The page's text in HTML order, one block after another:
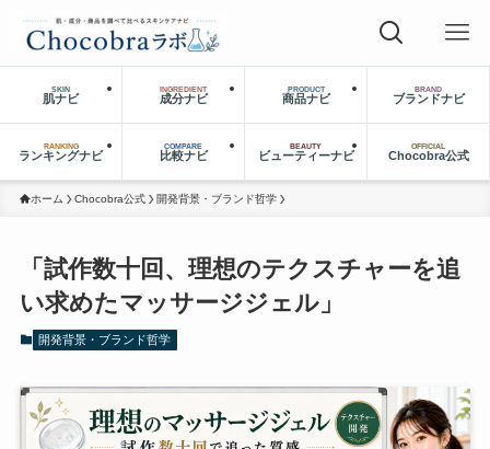
SKIN
肌ナビ
INGREDIENT
成分ナビ
PRODUCT
商品ナビ
BRAND
ブランドナビ
RANKING
ランキングナビ
COMPARE
比較ナビ
BEAUTY
ビューティーナビ
OFFICIAL
Chocobra公式
ホーム Chocobra公式 開発背景・ブランド哲学
「試作数十回、理想のテクスチャーを追
い求めたマッサージジェル」
開発背景・ブランド哲学